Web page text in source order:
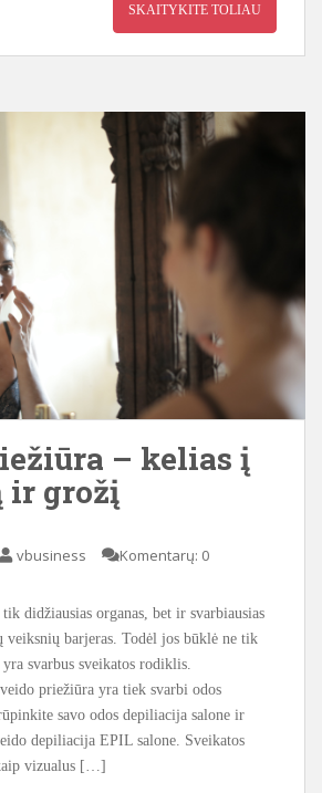
SKAITYKITE TOLIAU
– kelias į
ir grožį
vbusiness Komentarų: 0
didžiausias organas, bet ir svarbiausias
veiksnių barjeras. Todėl jos būklė ne tik
svarbus sveikatos rodiklis.
priežiūra yra tiek svarbi odos
savo odos depiliacija salone ir
depiliacija EPIL salone. Sveikatos
vizualus […]